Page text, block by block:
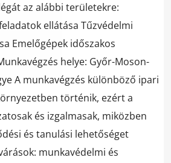
az alábbi területekre:
ellátása Tűzvédelmi
Emelőgépek időszakos
helye: Győr-Moson-
A munkavégzés különböző ipari
történik, ezért a
és izgalmasak, miközben
és tanulási lehetőséget
munkavédelmi és